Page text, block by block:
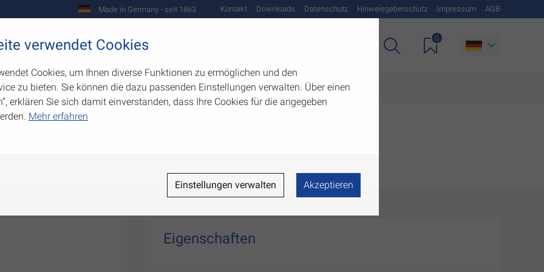
Made in Germany - seit 1863 Kontakt Downloads Datenschutz Hinweisgeberschutz Impressum AGB
Werkzeugbau
0
Eigenschaften
verwendet Cookies
Cookies, um Ihnen diverse Funktionen zu ermöglichen und den
zu bieten. Sie können die dazu passenden Einstellungen verwalten. Über einen
erklären Sie sich damit einverstanden, dass Ihre Cookies für die angegeben
Mehr erfahren
Einstellungen verwalten Akzeptieren